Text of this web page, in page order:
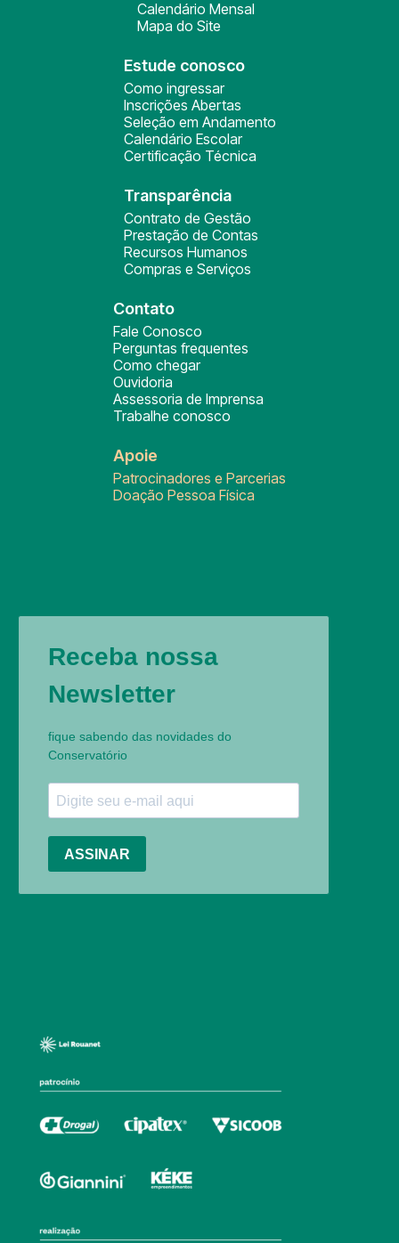
Calendário Mensal
Mapa do Site
Estude conosco
Como ingressar
Inscrições Abertas
Seleção em Andamento
Calendário Escolar
Certificação Técnica
Transparência
Contrato de Gestão
Prestação de Contas
Recursos Humanos
Compras e Serviços
Contato
Fale Conosco
Perguntas frequentes
Como chegar
Ouvidoria
Assessoria de Imprensa
Trabalhe conosco
Apoie
Patrocinadores e Parcerias
Doação Pessoa Física